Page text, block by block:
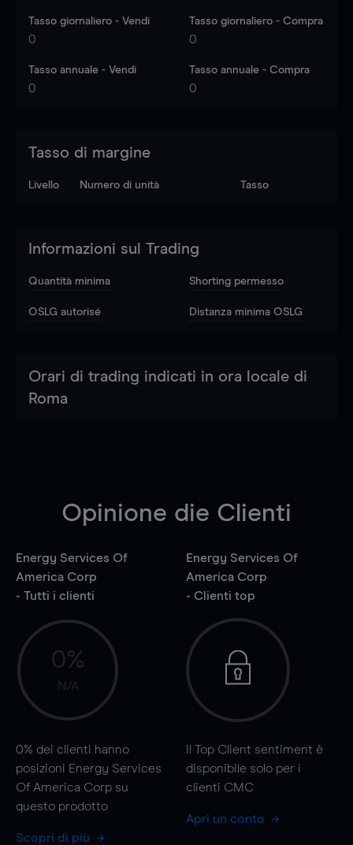
Tasso giornaliero - Vendi
0
Tasso giornaliero - Compra
0
Tasso annuale - Vendi
0
Tasso annuale - Compra
0
Tasso di margine
Livello Numero di unità Tasso
Informazioni sul Trading
Quantità minima Shorting permesso
OSLG autorisé Distanza minima OSLG
Orari di trading indicati in ora locale di
Roma
Opinione die Clienti
Energy Services Of
America Corp
- Tutti i clienti
0%
N/A
0% dei clienti hanno
posizioni Energy Services
Of America Corp su
questo prodotto
Scopri di più
Energy Services Of
America Corp
- Clienti top
Il Top Client sentiment è
disponibile solo per i
clienti CMC
Apri un conto